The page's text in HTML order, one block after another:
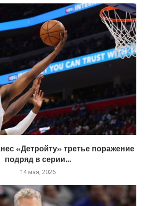
«Детройту» третье поражение
подряд в серии...
14 мая, 2026